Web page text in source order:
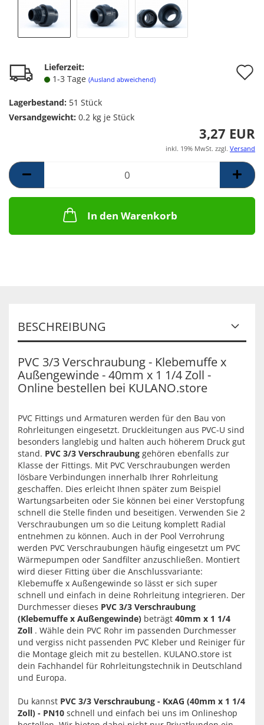
Lieferzeit:
1-3 Tage (Ausland abweichend)
Lagerbestand: 51 Stück
Versandgewicht: 0.2 kg je Stück
3,27 EUR
inkl. 19% MwSt. zzgl. Versand
In den Warenkorb
BESCHREIBUNG
PVC 3/3 Verschraubung - Klebemuffe x
Außengewinde - 40mm x 1 1/4 Zoll -
Online bestellen bei KULANO.store
PVC Fittings und Armaturen werden für den Bau von
Rohrleitungen eingesetzt. Druckleitungen aus PVC-U sind
besonders langlebig und halten auch höherem Druck gut
stand. PVC 3/3 Verschraubung gehören ebenfalls zur
Klasse der Fittings. Mit PVC Verschraubungen werden
lösbare Verbindungen innerhalb Ihrer Rohrleitung
geschaffen. Dies erleicht Ihnen später zum Beispiel
Wartungsarbeiten oder Sie können bei einer Verstopfung
schnell die Stelle finden und beseitigen. Verwenden Sie 2
Verschraubungen um so die Leitung komplett Radial
entnehmen zu können. Auch in der Pool Verrohrung
werden PVC Verschraubungen häufig eingesetzt um PVC
Wärmepumpen oder Sandfilter anzuschließen. Montiert
wird dieser Fitting über die Anschlussvariante:
Klebemuffe x Außengewinde so lässt er sich super
schnell und einfach in deine Rohrleitung integrieren. Der
Durchmesser dieses PVC 3/3 Verschraubung
(Klebemuffe x Außengewinde) beträgt 40mm x 1 1/4
Zoll . Wähle dein PVC Rohr im passenden Durchmesser
und vergiss nicht passenden PVC Kleber und Reiniger für
die Montage gleich mit zu bestellen. KULANO.store ist
dein Fachhandel für Rohrleitungstechnik in Deutschland
und Europa.
Du kannst PVC 3/3 Verschraubung - KxAG (40mm x 1 1/4
Zoll) - PN10 schnell und einfach bei uns im Onlineshop